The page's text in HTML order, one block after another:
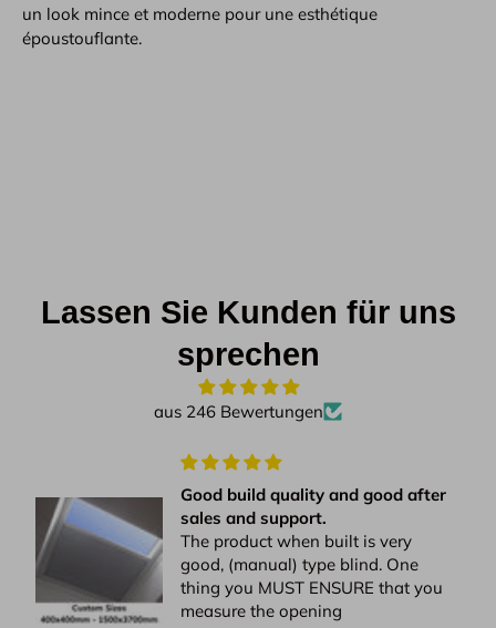
un look mince et moderne pour une esthétique
époustouflante.
Lassen Sie Kunden für uns
sprechen
aus 246 Bewertungen
Good build quality and good after
sales and support.
The product when built is very
good, (manual) type blind. One
thing you MUST ENSURE that you
measure the opening